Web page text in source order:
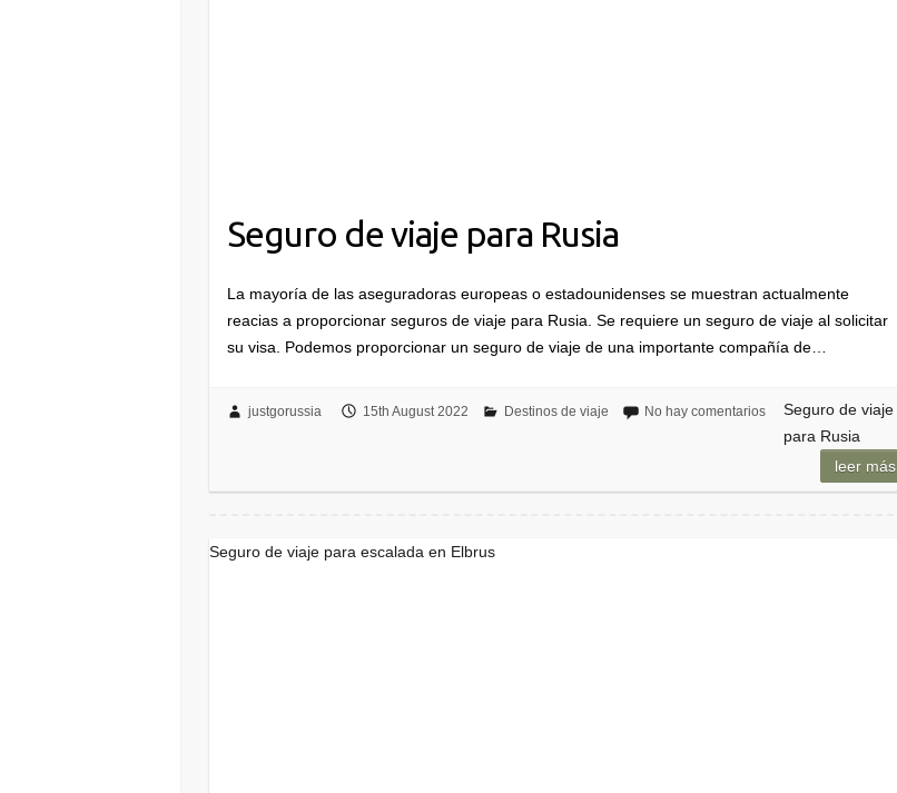
Seguro de viaje para Rusia
La mayoría de las aseguradoras europeas o estadounidenses se muestran actualmente
reacias a proporcionar seguros de viaje para Rusia. Se requiere un seguro de viaje al solicitar
su visa. Podemos proporcionar un seguro de viaje de una importante compañía de…
justgorussia 15th August 2022 Destinos de viaje No hay comentarios
Seguro de viaje
para Rusia
leer más
Seguro de viaje para escalada en Elbrus